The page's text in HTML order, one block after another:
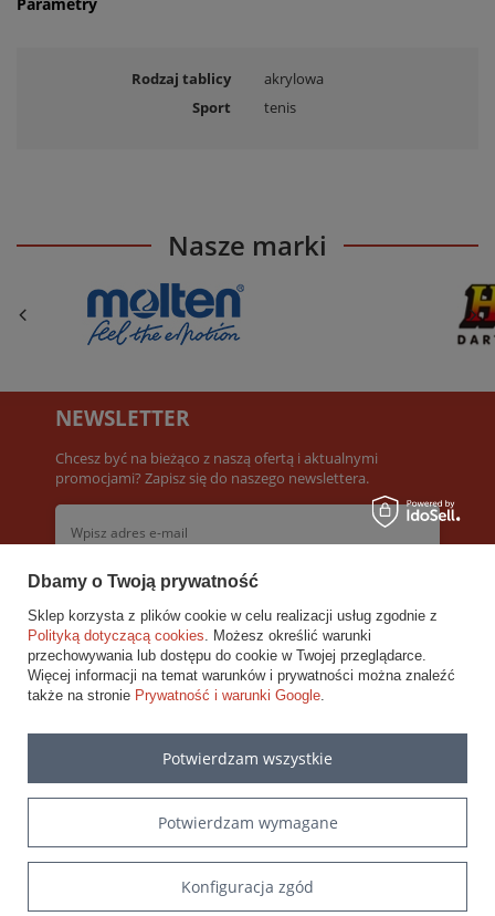
Rodzaj tablicy
akrylowa
Sport
tenis
Nasze marki
POMOC
MOJE KONTO
NEWSLETTER
Chcesz być na bieżąco z naszą ofertą i aktualnymi
promocjami? Zapisz się do naszego newslettera.
AkceptujęWarunki newslettera
Zapisz się
Dbamy o Twoją prywatność
Sklep korzysta z plików cookie w celu realizacji usług zgodnie z
Polityką dotyczącą cookies. Możesz określić warunki
przechowywania lub dostępu do cookie w Twojej przeglądarce.
Więcej informacji na temat warunków i prywatności można znaleźć
także na stronie Prywatność i warunki Google.
Potwierdzam wymagane
Konfiguracja zgód
Potwierdzam wszystkie